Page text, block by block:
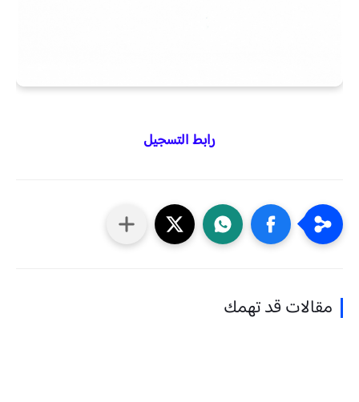
رابط التسجيل
مقالات قد تهمك